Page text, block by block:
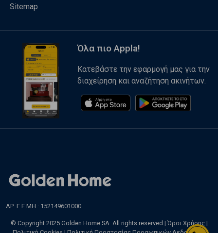
Sitemap
Όλα πιο Appla!
Κατεβάστε την εφαρμογή μας για την
διαχείρηση και αναζήτηση ακινήτων.
ΑΡ. Γ.Ε.ΜΗ.: 152149601000
© Copyright 2025 Golden Home SA. All rights reserved | Όροι Χρήσης |